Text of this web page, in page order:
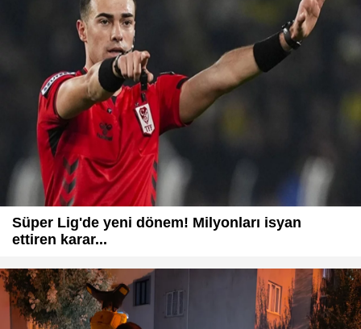
Süper Lig'de yeni dönem! Milyonları isyan
ettiren karar...